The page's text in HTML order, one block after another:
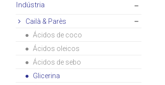
Indústria
Cailà & Parès
Ácidos de coco
Ácidos oleicos
Ácidos de sebo
Glicerina